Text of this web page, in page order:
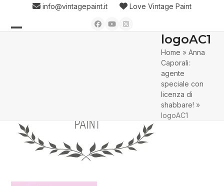
content
info@vintagepaint.it Love Vintage Paint
Facebook
YouTubeInstagram
logoAC1
Home »Anna
Caporali:
agente
speciale con
licenza di
shabbare! »
logoAC1